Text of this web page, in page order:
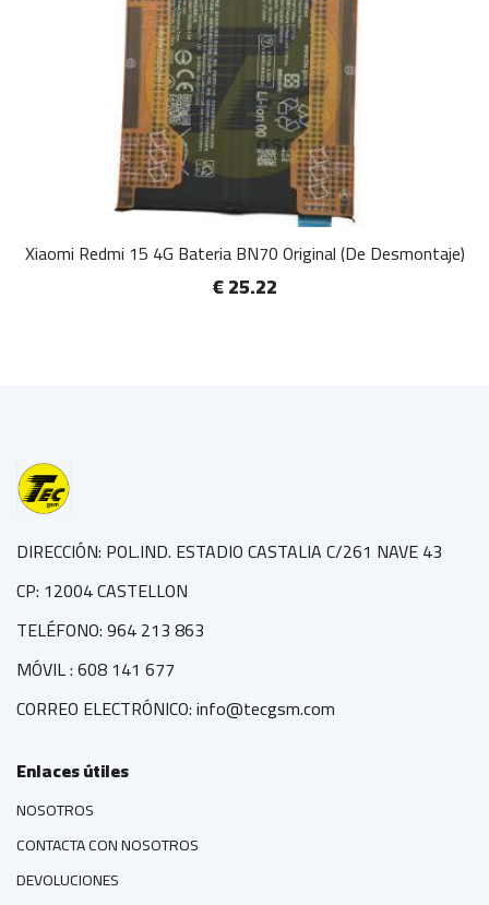
Xiaomi Redmi 15 4G Bateria BN70 Original (De Desmontaje)
€ 25.22
DIRECCIÓN: POL.IND. ESTADIO CASTALIA C/261 NAVE 43
CP: 12004 CASTELLON
TELÉFONO: 964 213 863
MÓVIL : 608 141 677
CORREO ELECTRÓNICO: info@tecgsm.com
Enlaces útiles
NOSOTROS
CONTACTA CON NOSOTROS
DEVOLUCIONES